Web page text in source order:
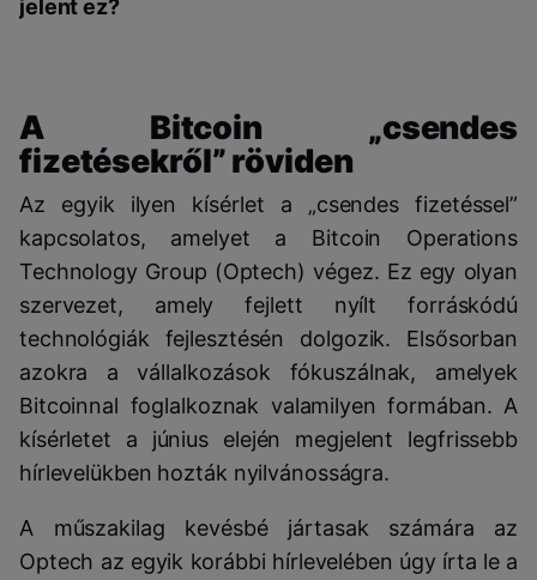
jelent ez?
A Bitcoin „csendes
fizetésekről” röviden
Az egyik ilyen kísérlet a „csendes fizetéssel”
kapcsolatos, amelyet a Bitcoin Operations
Technology Group (Optech) végez. Ez egy olyan
szervezet, amely fejlett nyílt forráskódú
technológiák fejlesztésén dolgozik. Elsősorban
azokra a vállalkozások fókuszálnak, amelyek
Bitcoinnal foglalkoznak valamilyen formában. A
kísérletet a június elején megjelent legfrissebb
hírlevelükben hozták nyilvánosságra.
A műszakilag kevésbé jártasak számára az
Optech az egyik korábbi hírlevelében úgy írta le a